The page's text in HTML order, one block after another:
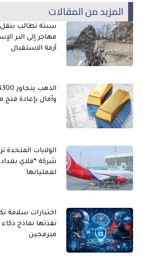
المزيد من المقالات
سبتة تطالب بنقل
مهاجر إلى البر
أزمة الاستقبال
وآمال بإعادة
الولايات
شركة “فلاي
لعملياتها
اختبارات سلامة
نفذتها نماذج
مبرمجين